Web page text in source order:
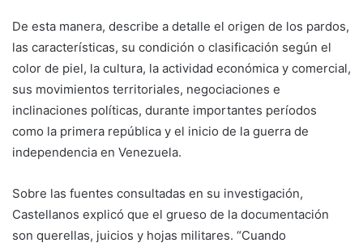
De esta manera, describe a detalle el origen de los pardos,
las características, su condición o clasificación según el
color de piel, la cultura, la actividad económica y comercial,
sus movimientos territoriales, negociaciones e
inclinaciones políticas, durante importantes períodos
como la primera república y el inicio de la guerra de
independencia en Venezuela.
Sobre las fuentes consultadas en su investigación,
Castellanos explicó que el grueso de la documentación
son querellas, juicios y hojas militares. “Cuando